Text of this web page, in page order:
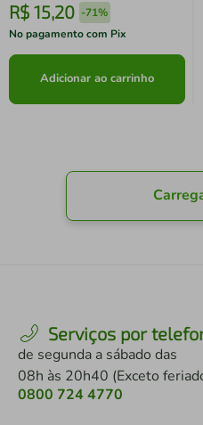
R$ 15,20 -71%
No pagamento com Pix
Adicionar ao carrinho
Serviços por
de segunda a sábado das
08h às 20h40 (Exceto
0800 724 4770